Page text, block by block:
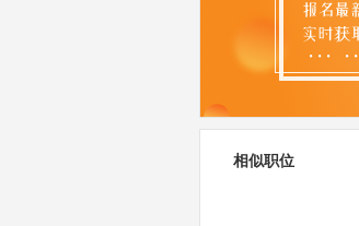
相似职位